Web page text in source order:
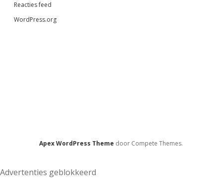
Reacties feed
WordPress.org
Apex WordPress Theme door Compete Themes.
Advertenties geblokkeerd